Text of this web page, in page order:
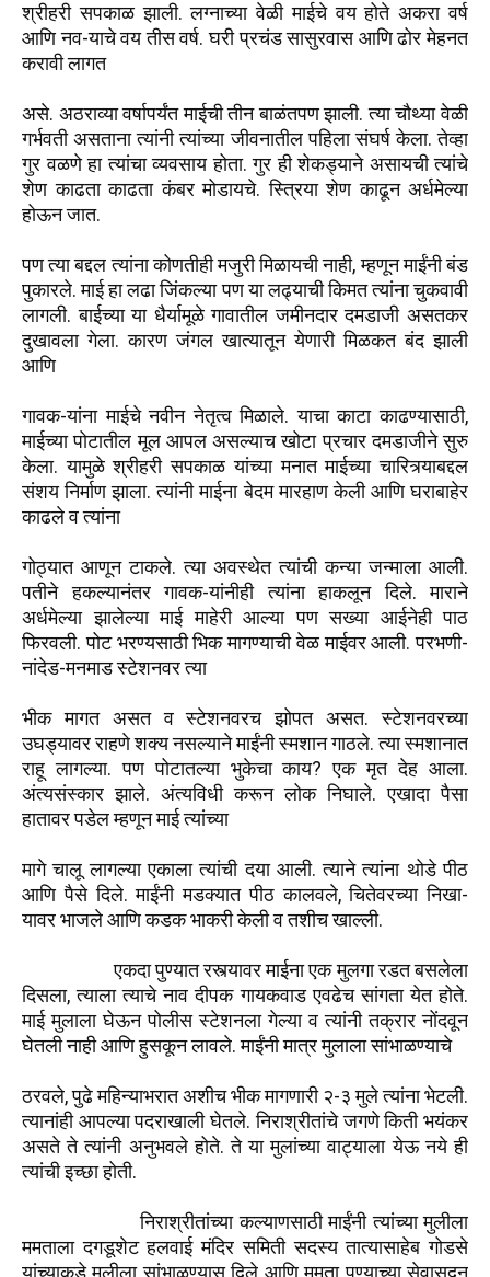
श्रीहरी सपकाळ झाली. लग्नाच्या वेळी माईचे वय होते अकरा वर्ष
आणि नव-याचे वय तीस वर्ष. घरी प्रचंड सासुरवास आणि ढोर मेहनत
करावी लागत
असे. अठराव्या वर्षापर्यंत माईची तीन बाळंतपण झाली. त्या चौथ्या वेळी
गर्भवती असताना त्यांनी त्यांच्या जीवनातील पहिला संघर्ष केला. तेव्हा
गुर वळणे हा त्यांचा व्यवसाय होता. गुर ही शेकड्याने असायची त्यांचे
शेण काढता काढता कंबर मोडायचे. स्त्रिया शेण काढून अर्धमेल्या
होऊन जात.
पण त्या बद्दल त्यांना कोणतीही मजुरी मिळायची नाही, म्हणून माईंनी बंड
पुकारले. माई हा लढा जिंकल्या पण या लढ्याची किमत त्यांना चुकवावी
लागली. बाईच्या या धैर्यामूळे गावातील जमीनदार दमडाजी असतकर
दुखावला गेला. कारण जंगल खात्यातून येणारी मिळकत बंद झाली
आणि
गावक-यांना माईचे नवीन नेतृत्व मिळाले. याचा काटा काढण्यासाठी,
माईच्या पोटातील मूल आपल असल्याच खोटा प्रचार दमडाजीने सुरु
केला. यामुळे श्रीहरी सपकाळ यांच्या मनात माईच्या चारित्र्याबद्दल
संशय निर्माण झाला. त्यांनी माईना बेदम मारहाण केली आणि घराबाहेर
काढले व त्यांना
गोठ्यात आणून टाकले. त्या अवस्थेत त्यांची कन्या जन्माला आली.
पतीने हकल्यानंतर गावक-यांनीही त्यांना हाकलून दिले. माराने
अर्धमेल्या झालेल्या माई माहेरी आल्या पण सख्या आईनेही पाठ
फिरवली. पोट भरण्यसाठी भिक मागण्याची वेळ माईवर आली. परभणी-
नांदेड-मनमाड स्टेशनवर त्या
भीक मागत असत व स्टेशनवरच झोपत असत. स्टेशनवरच्या
उघड्यावर राहणे शक्य नसल्याने माईंनी स्मशान गाठले. त्या स्मशानात
राहू लागल्या. पण पोटातल्या भुकेचा काय? एक मृत देह आला.
अंत्यसंस्कार झाले. अंत्यविधी करून लोक निघाले. एखादा पैसा
हातावर पडेल म्हणून माई त्यांच्या
मागे चालू लागल्या एकाला त्यांची दया आली. त्याने त्यांना थोडे पीठ
आणि पैसे दिले. माईंनी मडक्यात पीठ कालवले, चितेवरच्या निखा-
यावर भाजले आणि कडक भाकरी केली व तशीच खाल्ली.
एकदा पुण्यात रस्त्यावर माईना एक मुलगा रडत बसलेला
दिसला, त्याला त्याचे नाव दीपक गायकवाड एवढेच सांगता येत होते.
माई मुलाला घेऊन पोलीस स्टेशनला गेल्या व त्यांनी तक्रार नोंदवून
घेतली नाही आणि हुसकून लावले. माईंनी मात्र मुलाला सांभाळण्याचे
ठरवले, पुढे महिन्याभरात अशीच भीक मागणारी २-३ मुले त्यांना भेटली.
त्यानांही आपल्या पदराखाली घेतले. निराश्रीतांचे जगणे किती भयंकर
असते ते त्यांनी अनुभवले होते. ते या मुलांच्या वाट्याला येऊ नये ही
त्यांची इच्छा होती.
निराश्रीतांच्या कल्याणसाठी माईंनी त्यांच्या मुलीला
ममताला दगडूशेट हलवाई मंदिर समिती सदस्य तात्यासाहेब गोडसे
यांच्याकडे मुलीला सांभाळण्यास दिले आणि ममता पुण्याच्या सेवासदन